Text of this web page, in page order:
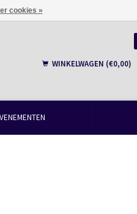
WINKELWAGEN (€0,00)
cookies »